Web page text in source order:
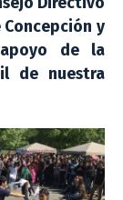
y
de la
de nuestra